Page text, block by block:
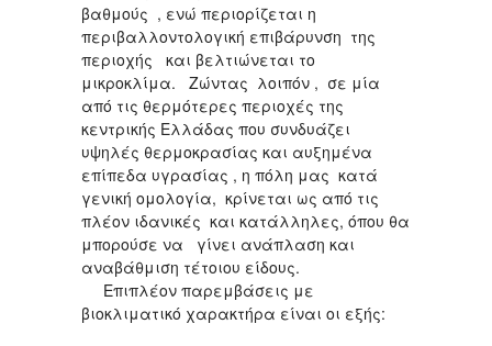
βαθμούς , ενώ περιορίζεται η
περιβαλλοντολογική επιβάρυνση της
περιοχής και βελτιώνεται το
μικροκλίμα. Ζώντας λοιπόν , σε μία
από τις θερμότερες περιοχές της
κεντρικής Ελλάδας που συνδυάζει
υψηλές θερμοκρασίας και αυξημένα
επίπεδα υγρασίας , η πόλη μας κατά
γενική ομολογία, κρίνεται ως από τις
πλέον ιδανικές και κατάλληλες, όπου θα
μπορούσε να γίνει ανάπλαση και
αναβάθμιση τέτοιου είδους.
Επιπλέον παρεμβάσεις με
βιοκλιματικό χαρακτήρα είναι οι εξής: